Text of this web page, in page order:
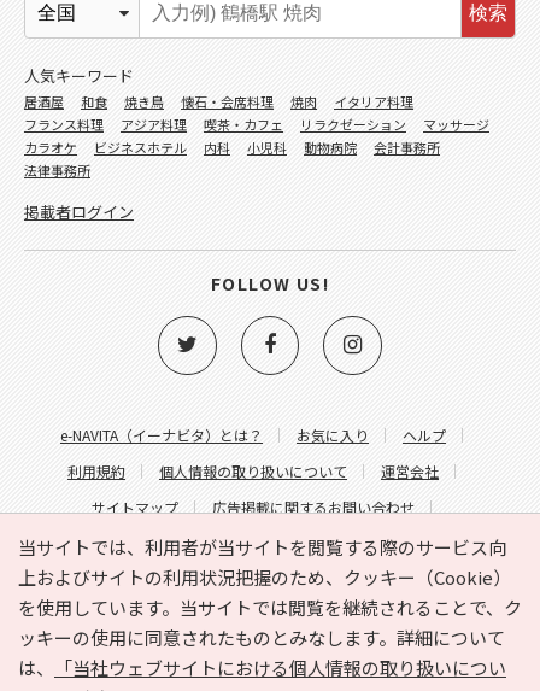
当サイトでは、利用者が当サイトを閲覧する際のサービス向
上およびサイトの利用状況把握のため、クッキー（Cookie）
を使用しています。当サイトでは閲覧を継続されることで、ク
ッキーの使用に同意されたものとみなします。詳細について
は、
「当社ウェブサイトにおける個人情報の取り扱いについ
e-NAVITA（イーナビタ）とは？ お気に入り
ヘルプ
利用規約
個人情報の取り扱いについて
運営会社
サイトマップ
広告掲載に関するお問い合わせ
サイトの内容に関するお問い合わせ
検索
人気キーワード
居酒屋 和食 焼き鳥 懐石・会席料理 焼肉
イタリア料理
フランス料理
アジア料理 喫茶・カフェ リラクゼーション
マッサージ
カラオケ
ビジネスホテル 内科 小児科 動物病院
会計事務所
法律事務所
掲載者ログイン
FOLLOW US!